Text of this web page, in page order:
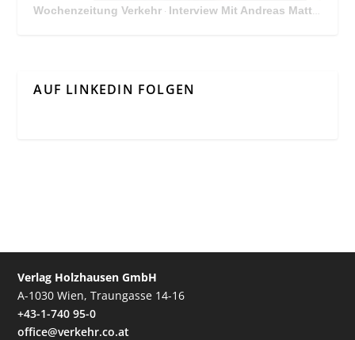
Wochenzeitung Verkehr · Interview Mit Andreas Matthä, CEO der ÖBB Holding
AUF LINKEDIN FOLGEN
Verlag Holzhausen GmbH
A-1030 Wien, Traungasse 14-16
+43-1-740 95-0
office@verkehr.co.at